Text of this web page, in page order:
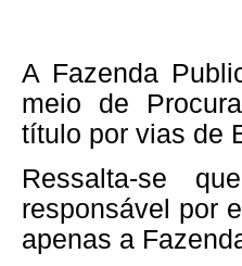
A Fazenda
meio de
título por vias de
Ressalta-se
responsável por
apenas a